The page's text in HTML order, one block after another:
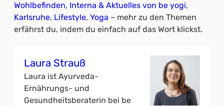
Wohlbefinden, Interna & Aktuelles von be yogi
Karlsruhe, Lifestyle, Yoga – mehr zu den Themen
erfährst du, indem du einfach auf das Wort klickst.
Laura Strauß
Laura ist Ayurveda-
Ernährungs- und
Gesundheitsberaterin bei be